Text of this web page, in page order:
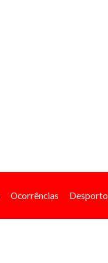
Ocorrências Desporto